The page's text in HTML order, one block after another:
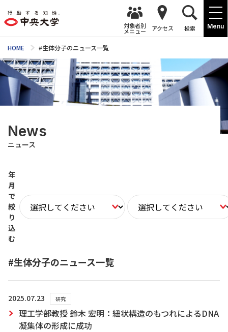
Menu
対象者別
メニュー アクセス 検索
HOME #生体分子のニュース一覧
News
ニュース
年
月
で
絞
り
込
む
#生体分子のニュース一覧
2025.07.23 研究
理工学部教授 鈴木 宏明：紐状構造のもつれによるDNA
凝集体の形成に成功